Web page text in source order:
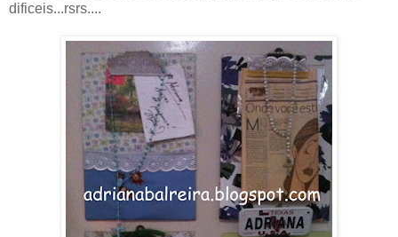
dificeis...rsrs....